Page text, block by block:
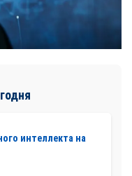
интеллекта на